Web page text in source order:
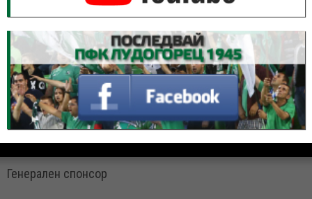
Генерален спонсор